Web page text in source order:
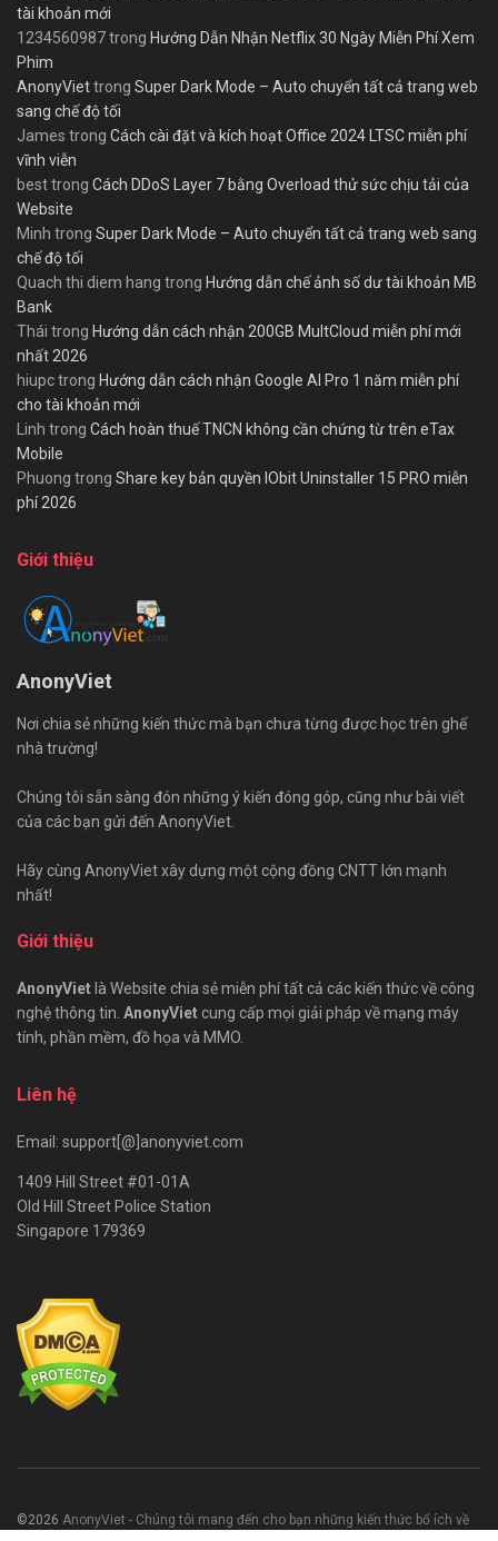
tài khoản mới
1234560987trong Hướng Dẫn Nhận Netflix 30 Ngày Miễn Phí Xem
Phim
AnonyViettrong Super Dark Mode – Auto chuyển tất cả trang web
sang chế độ tối
James trong Cách cài đặt và kích hoạt Office 2024 LTSC miễn phí
vĩnh viễn
besttrong Cách DDoS Layer 7 bằng Overload thử sức chịu tải của
Website
Minh trong Super Dark Mode – Auto chuyển tất cả trang web sang
chế độ tối
Quach thi diem hang trong Hướng dẫn chế ảnh số dư tài khoản MB
Bank
Thái trong Hướng dẫn cách nhận 200GB MultCloud miễn phí mới
nhất 2026
hiupctrong Hướng dẫn cách nhận Google AI Pro 1 năm miễn phí
cho tài khoản mới
Linh trong Cách hoàn thuế TNCN không cần chứng từ trên eTax
Mobile
Phuong trong Share key bản quyền IObit Uninstaller 15 PRO miễn
phí 2026
Giới thiệu
AnonyViet
Nơi chia sẻ những kiến thức mà bạn chưa từng được học trên ghế
nhà trường!
Chúng tôi sẵn sàng đón những ý kiến đóng góp, cũng như bài viết
của các bạn gửi đến AnonyViet.
Hãy cùng AnonyViet xây dựng một cộng đồng CNTT lớn mạnh
nhất!
Giới thiệu
AnonyViet là Website chia sẻ miễn phí tất cả các kiến thức về công
nghệ thông tin. AnonyViet cung cấp mọi giải pháp về mạng máy
tính, phần mềm, đồ họa và MMO.
Liên hệ
Email: support[@]anonyviet.com
1409 Hill Street #01-01A
Old Hill Street Police Station
Singapore 179369
©2026 AnonyViet - Chúng tôi mang đến cho bạn những kiến thức bổ ích về